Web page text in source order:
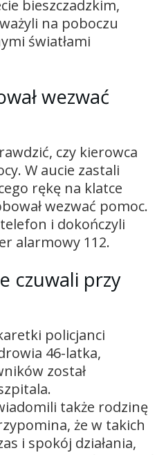
bieszczadzkim,
na poboczu
światłami
wezwać
czy kierowca
W aucie zastali
rękę na klatce
wezwać pomoc.
i dokończyli
alarmowy 112.
czuwali przy
policjanci
46-latka,
został
także rodzinę
że w takich
i spokój działania,